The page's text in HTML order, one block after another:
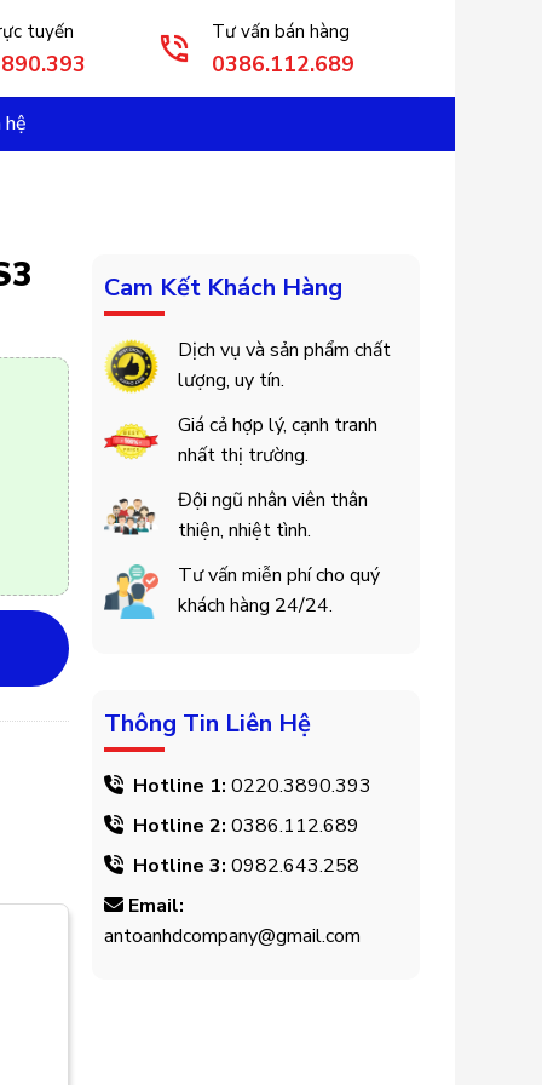
tuyến Tư vấn bán hàng
0386.112.689
hệ
Cam Kết Khách Hàng
Dịch vụ và sản phẩm chất
lượng, uy tín.
Giá cả hợp lý, cạnh tranh
nhất thị trường.
Đội ngũ nhân viên thân
thiện, nhiệt tình.
Tư vấn miễn phí cho quý
khách hàng 24/24.
Thông Tin Liên Hệ
Hotline 1: 0220.3890.393
Hotline 2: 0386.112.689
Hotline 3: 0982.643.258
Email:
antoanhdcompany@gmail.com